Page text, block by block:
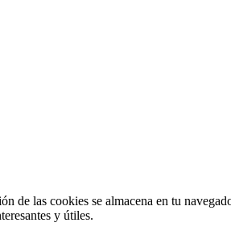
las cookies se almacena en tu
y útiles.